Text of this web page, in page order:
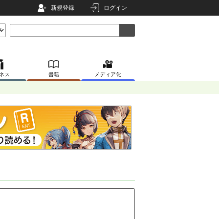
新規登録 ログイン
ス 書籍 メディア化